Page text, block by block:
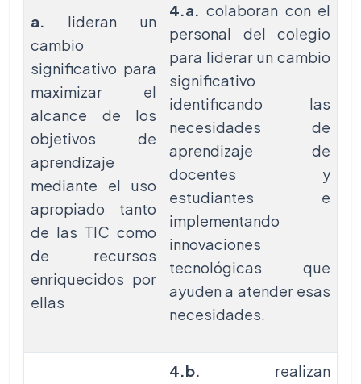
a. lideran un
cambio
significativo para
maximizar el
alcance de los
objetivos de
aprendizaje
mediante el uso
apropiado tanto
de las TIC como
de recursos
enriquecidos por
ellas
4.a.colaboran con el
personal del colegio
para liderar un cambio
significativo
identificando las
necesidades de
aprendizaje de
docentes y
estudiantes e
implementando
innovaciones
tecnológicas que
ayuden a atender esas
necesidades.
4.b. realizan